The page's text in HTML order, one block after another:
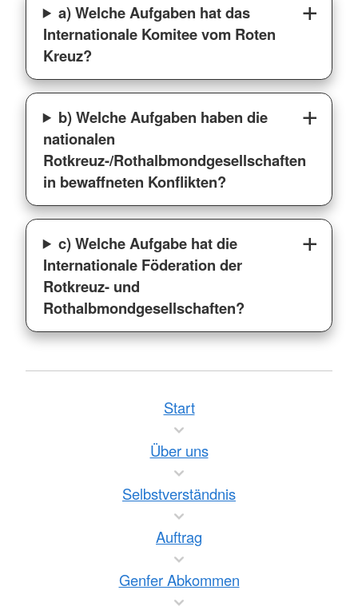
a) Welche Aufgaben hat das
Internationale Komitee vom Roten
Kreuz?
b) Welche Aufgaben haben die
nationalen
Rotkreuz-/Rothalbmondgesellschaften
in bewaffneten Konflikten?
c) Welche Aufgabe hat die
Internationale Föderation der
Rotkreuz- und
Rothalbmondgesellschaften?
Start
Über uns
Selbstverständnis
Auftrag
Genfer Abkommen